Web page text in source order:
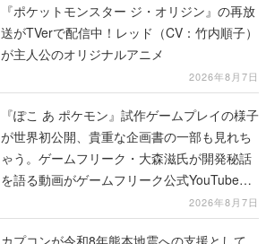
『ポケットモンスター ジ・オリジン』の再放
送がTVerで配信中！レッド（CV：竹内順子）
が主人公のオリジナルアニメ
2026年8月7日
『ぽこ あ ポケモン』試作ゲームプレイの様子
が世界初公開、貴重な企画書の一部も見れち
ゃう。ゲームフリーク・大森滋氏が開発秘話
を語る動画がゲームフリーク公式YouTubeで
2026年8月7日
カプコンが令和8年熊本地震への支援として